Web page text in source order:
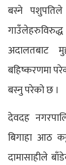
बस्ने
अदालतबाट
बहिष्करणमा
बस्नु परेको छ ।
देवदह
बिगाहा आठ
दामासाहीले